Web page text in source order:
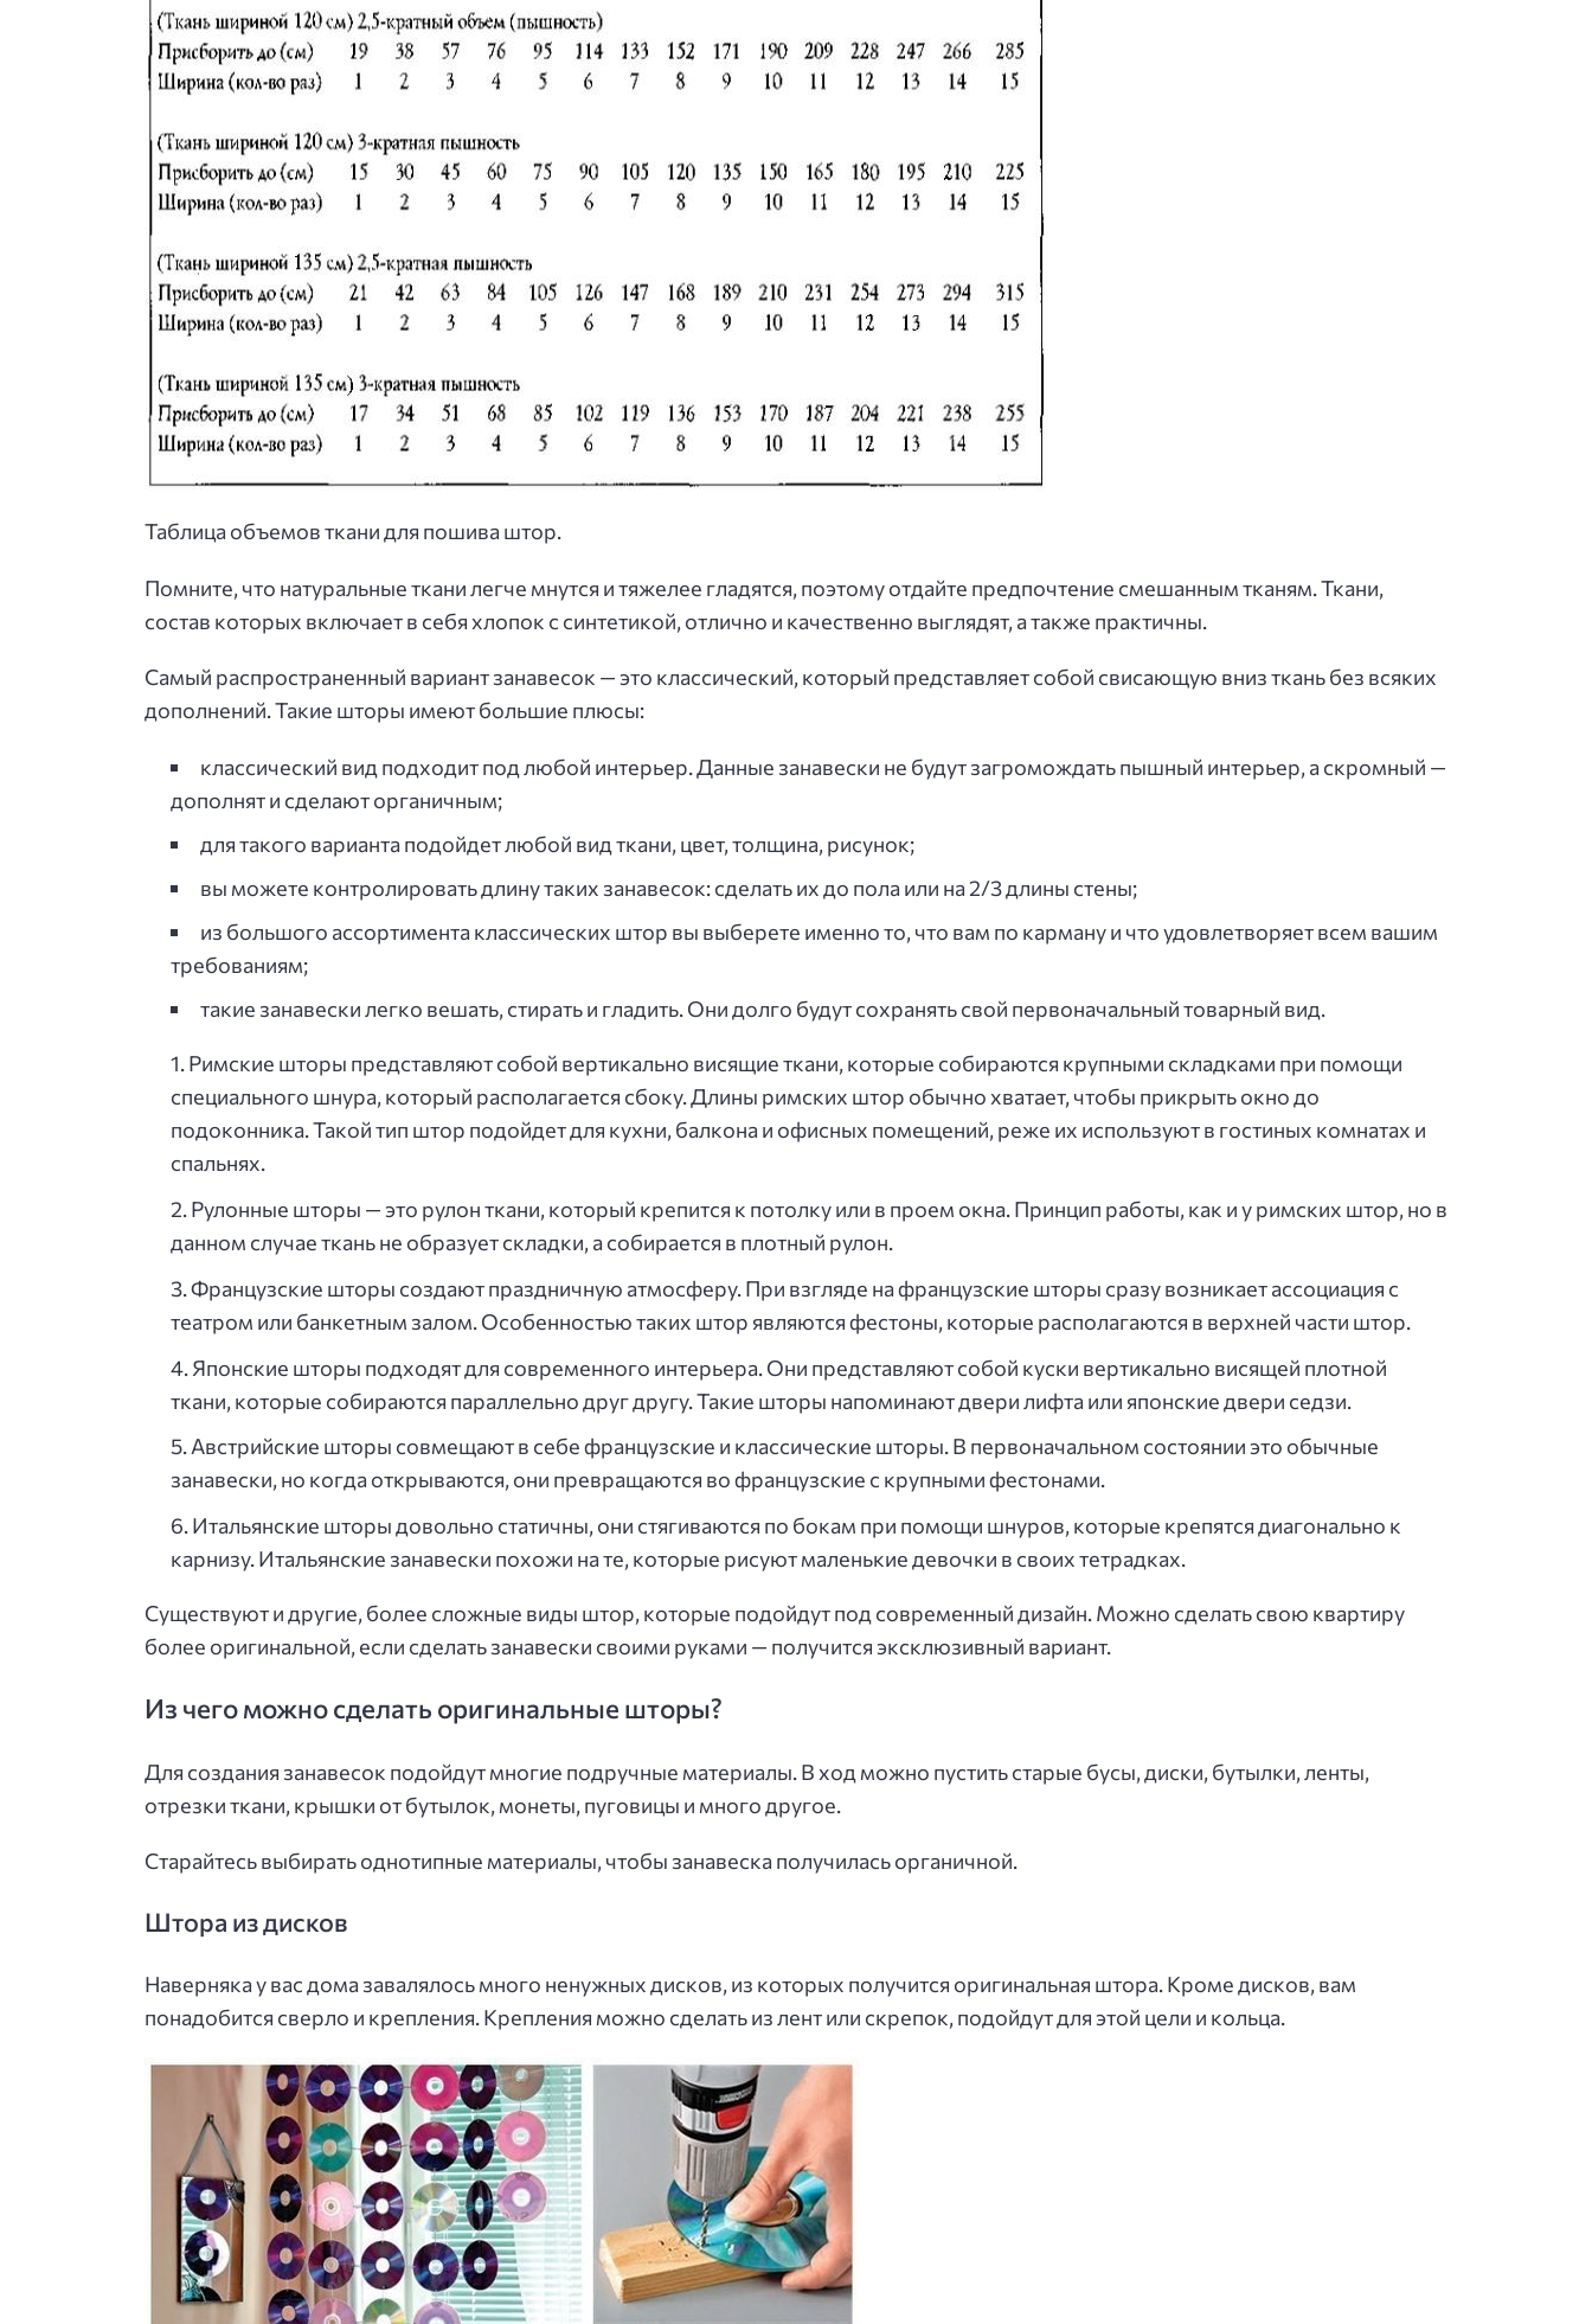
Таблица объемов ткани для пошива штор.
Помните, что натуральные ткани легче мнутся и тяжелее гладятся, поэтому отдайте предпочтение смешанным тканям. Ткани,
состав которых включает в себя хлопок с синтетикой, отлично и качественно выглядят, а также практичны.
Самый распространенный вариант занавесок — это классический, который представляет собой свисающую вниз ткань без всяких
дополнений. Такие шторы имеют большие плюсы:
классический вид подходит под любой интерьер. Данные занавески не будут загромождать пышный интерьер, а скромный —
дополнят и сделают органичным;
для такого варианта подойдет любой вид ткани, цвет, толщина, рисунок;
вы можете контролировать длину таких занавесок: сделать их до пола или на 2/3 длины стены;
из большого ассортимента классических штор вы выберете именно то, что вам по карману и что удовлетворяет всем вашим
требованиям;
такие занавески легко вешать, стирать и гладить. Они долго будут сохранять свой первоначальный товарный вид.
Римские шторы представляют собой вертикально висящие ткани, которые собираются крупными складками при помощи
специального шнура, который располагается сбоку. Длины римских штор обычно хватает, чтобы прикрыть окно до
подоконника. Такой тип штор подойдет для кухни, балкона и офисных помещений, реже их используют в гостиных комнатах и
спальнях.
Рулонные шторы — это рулон ткани, который крепится к потолку или в проем окна. Принцип работы, как и у римских штор, но в
данном случае ткань не образует складки, а собирается в плотный рулон.
Французские шторы создают праздничную атмосферу. При взгляде на французские шторы сразу возникает ассоциация с
театром или банкетным залом. Особенностью таких штор являются фестоны, которые располагаются в верхней части штор.
Японские шторы подходят для современного интерьера. Они представляют собой куски вертикально висящей плотной
ткани, которые собираются параллельно друг другу. Такие шторы напоминают двери лифта или японские двери седзи.
Австрийские шторы совмещают в себе французские и классические шторы. В первоначальном состоянии это обычные
занавески, но когда открываются, они превращаются во французские с крупными фестонами.
Итальянские шторы довольно статичны, они стягиваются по бокам при помощи шнуров, которые крепятся диагонально к
карнизу. Итальянские занавески похожи на те, которые рисуют маленькие девочки в своих тетрадках.
Существуют и другие, более сложные виды штор, которые подойдут под современный дизайн. Можно сделать свою квартиру
более оригинальной, если сделать занавески своими руками — получится эксклюзивный вариант.
Из чего можно сделать оригинальные шторы?
Для создания занавесок подойдут многие подручные материалы. В ход можно пустить старые бусы, диски, бутылки, ленты,
отрезки ткани, крышки от бутылок, монеты, пуговицы и много другое.
Старайтесь выбирать однотипные материалы, чтобы занавеска получилась органичной.
Штора из дисков
Наверняка у вас дома завалялось много ненужных дисков, из которых получится оригинальная штора. Кроме дисков, вам
понадобится сверло и крепления. Крепления можно сделать из лент или скрепок, подойдут для этой цели и кольца.